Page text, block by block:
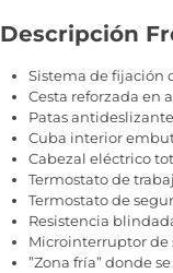
Descripción
Sistema de fijación
Cesta reforzada en
Patas
Cuba interior
Cabezal eléctrico
Termostato de
Termostato de
Resistencia
Microinterruptor de
”Zona fría” donde